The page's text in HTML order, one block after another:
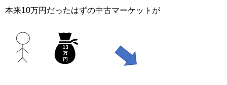
本来10万円だったはずの中古マーケットが